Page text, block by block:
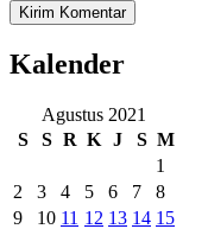
Kalender
Agustus 2021
S
S R K J S M
1
2
3 4 5 6 7
8
9
10 11 12 13 14 15